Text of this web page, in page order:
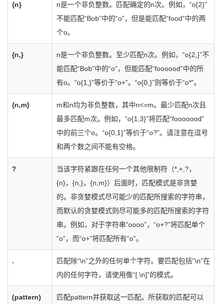
{n}
n是一个非负整数。匹配确定的n次。例如，“o{2}”
不能匹配“Bob”中的“o”，但是能匹配“food”中的两
个o。
{n,}
n是一个非负整数。至少匹配n次。例如，“o{2,}”不
能匹配“Bob”中的“o”，但能匹配“foooood”中的所
有o。“o{1,}”等价于“o+”。“o{0,}”则等价于“o*”。
{n,m}
m和n均为非负整数，其中n<=m。最少匹配n次且
最多匹配m次。例如，“o{1,3}”将匹配“fooooood”
中的前三个o。“o{0,1}”等价于“o?”。请注意在逗号
和两个数之间不能有空格。
?
当该字符紧跟在任何一个其他限制符（*,+,?，
{n}，{n,}，{n,m}）后面时，匹配模式是非贪婪
的。非贪婪模式尽可能少的匹配所搜索的字符串，
而默认的贪婪模式则尽可能多的匹配所搜索的字符
串。例如，对于字符串“oooo”，“o+?”将匹配单个
“o”，而“o+”将匹配所有“o”。
.
匹配除“\n”之外的任何单个字符。要匹配包括“\n”在
内的任何字符，请使用像“[.\n]”的模式。
(pattern) 匹配pattern并获取这一匹配。所获取的匹配可以